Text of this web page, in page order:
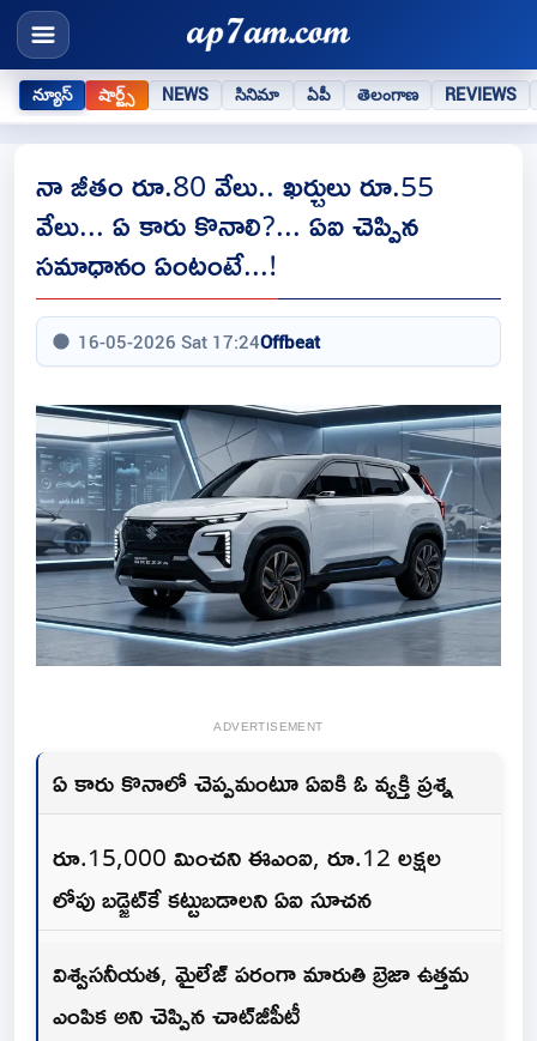
న్యూస్ షార్ట్స్ NEWS సినిమా ఏపీ తెలంగాణ REVIEWS
నా జీతం రూ.80 వేలు.. ఖర్చులు రూ.55
వేలు... ఏ కారు కొనాలి?... ఏఐ చెప్పిన
సమాధానం ఏంటంటే...!
16-05-2026 Sat 17:24Offbeat
ADVERTISEMENT
ఏ కారు కొనాలో చెప్పమంటూ ఏఐకి ఓ వ్యక్తి ప్రశ్న
రూ.15,000 మించని ఈఎంఐ, రూ.12 లక్షల
లోపు బడ్జెట్‌కే కట్టుబడాలని ఏఐ సూచన
విశ్వసనీయత, మైలేజ్ పరంగా మారుతి బ్రెజా ఉత్తమ
ఎంపిక అని చెప్పిన చాట్‌జీపీటీ